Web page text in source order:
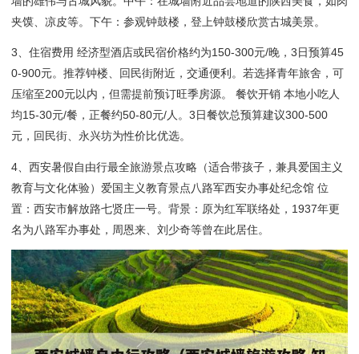
夹馍、凉皮等。下午：参观钟鼓楼，登上钟鼓楼欣赏古城美景。
3、住宿费用 经济型酒店或民宿价格约为150-300元/晚，3日预算45
0-900元。推荐钟楼、回民街附近，交通便利。若选择青年旅舍，可
压缩至200元以内，但需提前预订旺季房源。 餐饮开销 本地小吃人
均15-30元/餐，正餐约50-80元/人。3日餐饮总预算建议300-500
元，回民街、永兴坊为性价比优选。
4、西安暑假自由行最全旅游景点攻略（适合带孩子，兼具爱国主义
教育与文化体验）爱国主义教育景点八路军西安办事处纪念馆 位
置：西安市解放路七贤庄一号。背景：原为红军联络处，1937年更
名为八路军办事处，周恩来、刘少奇等曾在此居住。